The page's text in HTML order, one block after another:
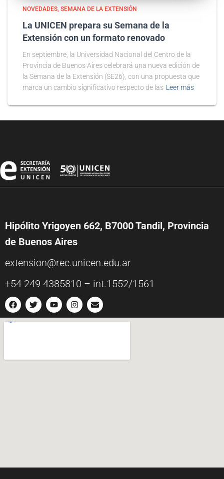
NOVEDADES SEMANA DE LA EXTENSIÓN
La UNICEN prepara su Semana de la
Extensión con un formato renovado
En septiembre, la Universidad Nacional del Centro de la
Provincia de Buenos Aires celebrará una nueva edición de
la Semana de la Extensión (SE26), con una propuesta que
marca un cambio significativo respecto de las Leer más
Hipólito Yrigoyen 662, B7000 Tandil, Provincia
de Buenos Aires
extension@rec.unicen.edu.ar
+54 249 4385810 – int.1552/1561